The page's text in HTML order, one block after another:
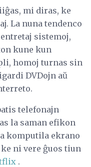
mi diras, ke
La nuna tendenco
sistemoj,
kune kun
homoj turnas sin
DVDojn aŭ
telefonajn
la saman efikon
komputila ekrano
ni vere ĝuos tiun
.